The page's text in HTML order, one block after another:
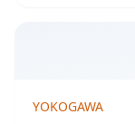
YOKOGAWA